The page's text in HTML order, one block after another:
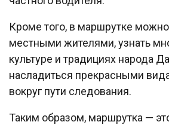
Кроме того, в маршрутке
местными жителями, узнать
культуре и традициях народа
насладиться прекрасными
вокруг пути следования.
Таким образом, маршрутка —